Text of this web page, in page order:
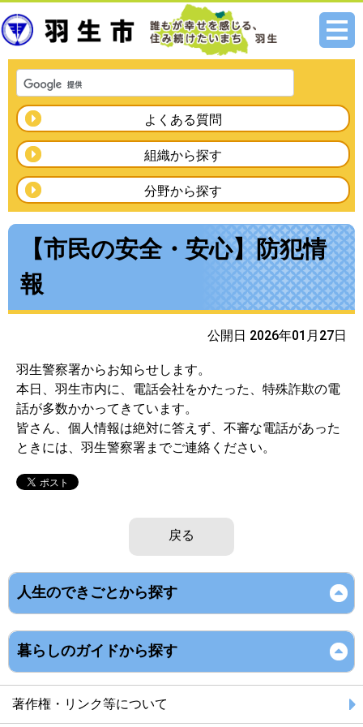
メニ
よくある質問
組織から探す
分野から探す
【市民の安全・安心】防犯情
報
公開日 2026年01月27日
羽生警察署からお知らせします。
本日、羽生市内に、電話会社をかたった、特殊詐欺の電
話が多数かかってきています。
皆さん、個人情報は絶対に答えず、不審な電話があった
ときには、羽生警察署までご連絡ください。
戻る
人生のできごとから探す
暮らしのガイドから探す
著作権・リンク等について